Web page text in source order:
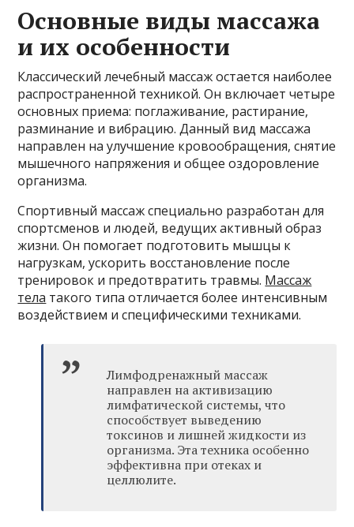
Основные виды массажа
и их особенности
Классический лечебный массаж остается наиболее
распространенной техникой. Он включает четыре
основных приема: поглаживание, растирание,
разминание и вибрацию. Данный вид массажа
направлен на улучшение кровообращения, снятие
мышечного напряжения и общее оздоровление
организма.
Спортивный массаж специально разработан для
спортсменов и людей, ведущих активный образ
жизни. Он помогает подготовить мышцы к
нагрузкам, ускорить восстановление после
тренировок и предотвратить травмы. Массаж
тела такого типа отличается более интенсивным
воздействием и специфическими техниками.
Лимфодренажный массаж
направлен на активизацию
лимфатической системы, что
способствует выведению
токсинов и лишней жидкости из
организма. Эта техника особенно
эффективна при отеках и
целлюлите.